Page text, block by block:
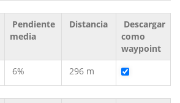
Pendiente
media
Distancia
Descargar
como
waypoint
6% 296 m